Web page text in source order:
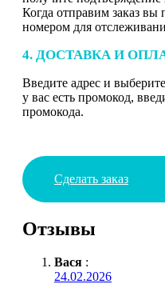
Когда отправим заказ вы
номером для
4. ДОСТАВКА И
Введите адрес и
у вас есть промокод,
промокода.
Сделать заказ
Отзывы
Вася :
24.02.2026